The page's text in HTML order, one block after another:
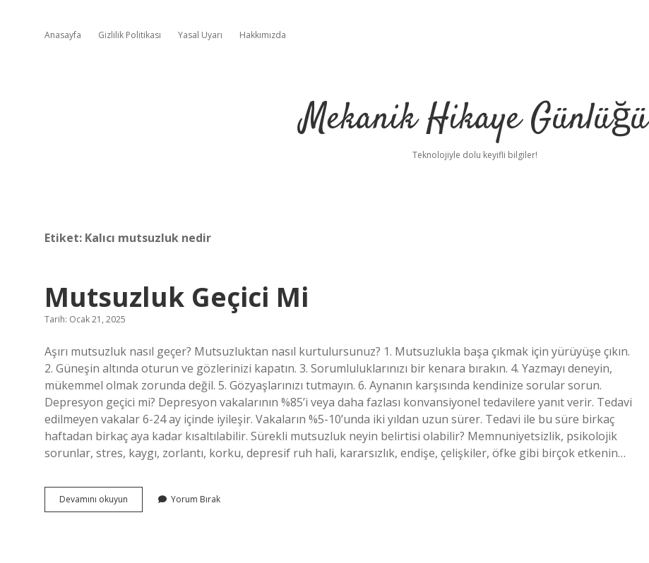
Anasayfa Gizlilik Politikası Yasal Uyarı Hakkımızda
Mekanik Hikaye Günlüğü
Teknolojiyle dolu keyifli bilgiler!
Etiket: Kalıcı mutsuzluk nedir
Mutsuzluk Geçici Mi
Tarih: Ocak 21, 2025
Aşırı mutsuzluk nasıl geçer? Mutsuzluktan nasıl kurtulursunuz? 1. Mutsuzlukla başa çıkmak için yürüyüşe çıkın.
2. Güneşin altında oturun ve gözlerinizi kapatın. 3. Sorumluluklarınızı bir kenara bırakın. 4. Yazmayı deneyin,
mükemmel olmak zorunda değil. 5. Gözyaşlarınızı tutmayın. 6. Aynanın karşısında kendinize sorular sorun.
Depresyon geçici mi? Depresyon vakalarının %85’i veya daha fazlası konvansiyonel tedavilere yanıt verir. Tedavi
edilmeyen vakalar 6-24 ay içinde iyileşir. Vakaların %5-10’unda iki yıldan uzun sürer. Tedavi ile bu süre birkaç
haftadan birkaç aya kadar kısaltılabilir. Sürekli mutsuzluk neyin belirtisi olabilir? Memnuniyetsizlik, psikolojik
sorunlar, stres, kaygı, zorlantı, korku, depresif ruh hali, kararsızlık, endişe, çelişkiler, öfke gibi birçok etkenin…
Devamını okuyun Mutsuzluk
Geçici
Yorum Bırak